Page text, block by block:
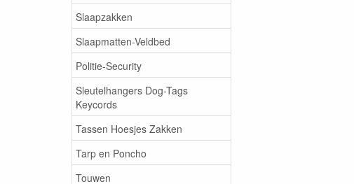
Slaapzakken
Slaapmatten-Veldbed
Politie-Security
Sleutelhangers Dog-Tags
Keycords
Tassen Hoesjes Zakken
Tarp en Poncho
Touwen